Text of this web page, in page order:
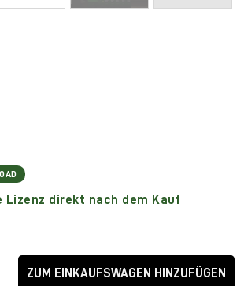
Lizenz direkt nach dem Kauf
ZUM EINKAUFSWAGEN HINZUFÜGEN